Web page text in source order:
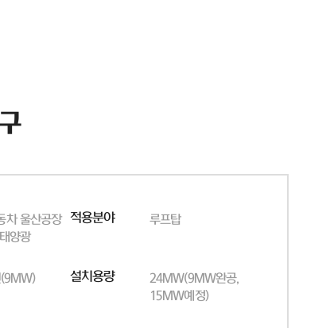
차 울산공장
양광
적용분야 루프탑
설치용량
24MW(9MW완공,
15MW예정)